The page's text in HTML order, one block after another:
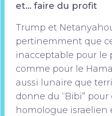
et… faire du profit
Trump et
pertinemment que
inacceptable pour le
comme pour le
aussi lunaire que
donne du “Bibi”
homologue israelien